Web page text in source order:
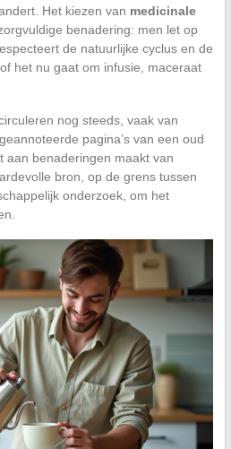
Het kiezen van medicinale
benadering: men let op
de natuurlijke cyclus en de
het nu gaat om infusie, maceraat
nog steeds, vaak van
pagina’s van een oud
aan benaderingen maakt van
bron, op de grens tussen
onderzoek, om het